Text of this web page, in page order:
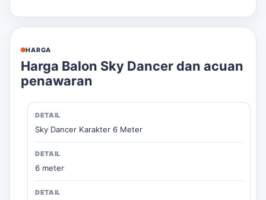
HARGA
Harga Balon Sky Dancer dan acuan
penawaran
Sky Dancer Karakter 6 Meter
6 meter